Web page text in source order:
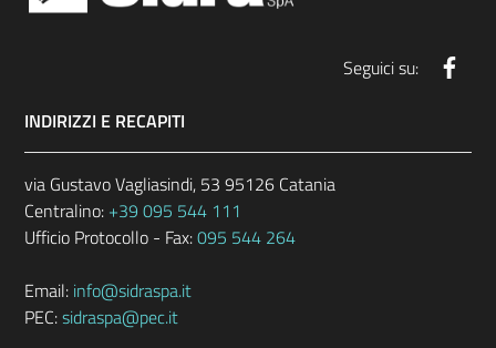
Seguici su:
INDIRIZZI E RECAPITI
via Gustavo Vagliasindi, 53 95126 Catania
Centralino: +39 095 544 111
Ufficio Protocollo - Fax:095 544 264
Email: info@sidraspa.it
PEC:sidraspa@pec.it